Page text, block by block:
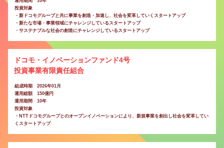
投資対象
・新ドコモグループと共に事業を創造・加速し、社会を変革していくスタートアップ
・新たな市場・事業領域にチャレンジしているスタートアップ
・サステナブルな社会の創造にチャレンジしているスタートアップ
ドコモ・イノベーションファンド4号
投資事業有限責任組合
組成時期 2026年01月
運用総額 150億円
運用期間 10年
投資対象
・NTTドコモグループとのオープンイノベーションにより、新規事業を創出し社会を変革してい
くスタートアップ